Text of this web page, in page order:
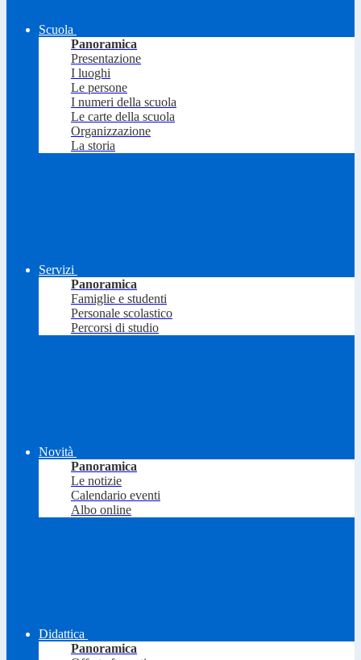
Scuola
Panoramica
Presentazione
I luoghi
Le persone
I numeri della scuola
Le carte della scuola
Organizzazione
La storia
Servizi
Panoramica
Famiglie e studenti
Personale scolastico
Percorsi di studio
Novità
Panoramica
Le notizie
Calendario eventi
Albo online
Didattica
Panoramica